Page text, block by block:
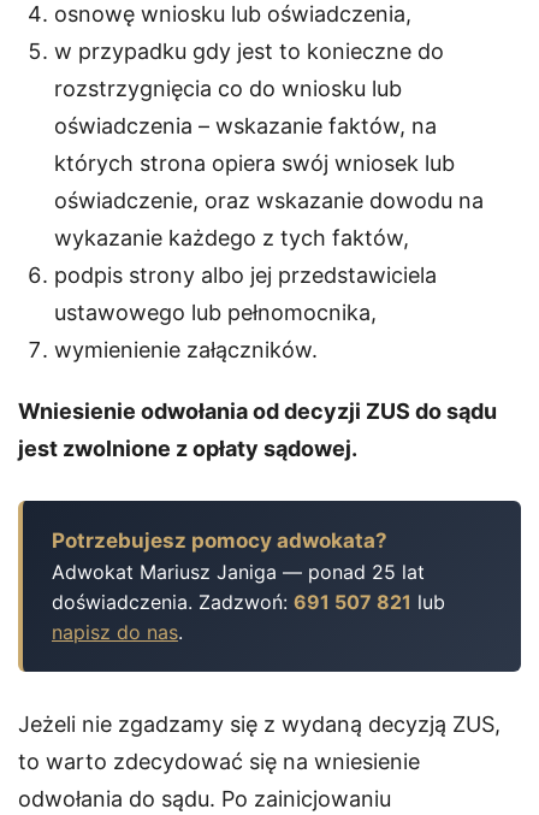
osnowę wniosku lub oświadczenia,
w przypadku gdy jest to konieczne do
rozstrzygnięcia co do wniosku lub
oświadczenia – wskazanie faktów, na
których strona opiera swój wniosek lub
oświadczenie, oraz wskazanie dowodu na
wykazanie każdego z tych faktów,
podpis strony albo jej przedstawiciela
ustawowego lub pełnomocnika,
wymienienie załączników.
Wniesienie odwołania od decyzji ZUS do sądu
jest zwolnione z opłaty sądowej.
Potrzebujesz pomocy adwokata?
Adwokat Mariusz Janiga — ponad 25 lat
doświadczenia. Zadzwoń: 691 507 821 lub
napisz do nas.
Jeżeli nie zgadzamy się z wydaną decyzją ZUS,
to warto zdecydować się na wniesienie
odwołania do sądu. Po zainicjowaniu